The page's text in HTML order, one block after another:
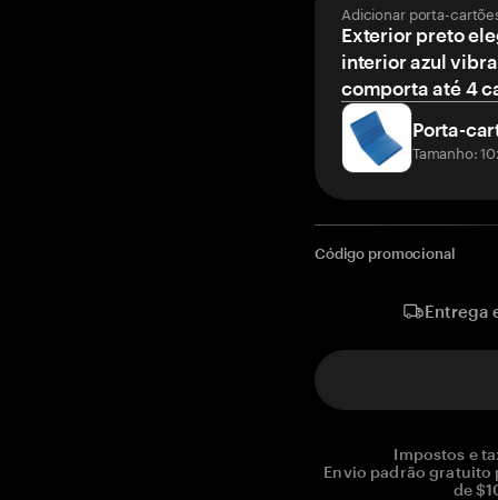
Adicionar porta-
Exterior preto
interior azul
comporta até 4
Porta-
Tamanho:
Código promocional
Entrega
Impostos e
Envio padrão gratuito
de